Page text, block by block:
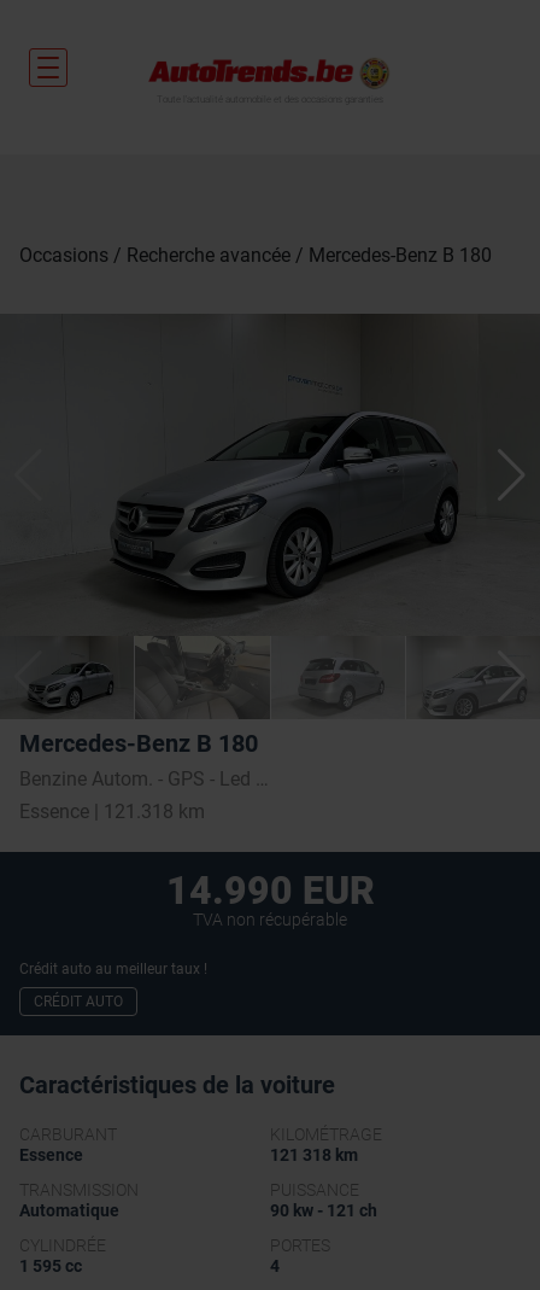
Occasions Recherche avancée Mercedes-Benz B 180
Mercedes-Benz B 180
Essence | 121.318 km
14.990 EUR
TVA non récupérable
Crédit auto au meilleur taux !
CRÉDIT AUTO
Caractéristiques de la voiture
CARBURANT
Essence
KILOMÉTRAGE
121 318 km
TRANSMISSION
Automatique
PUISSANCE
90 kw - 121 ch
CYLINDRÉE
1 595 cc
PORTES
4